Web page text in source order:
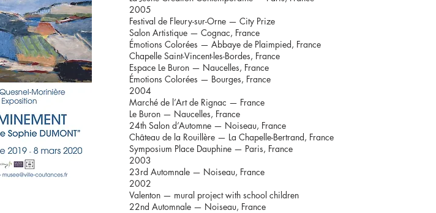
2005
Festival de Fleury-sur-Orne — City Prize
Salon Artistique — Cognac, France
Émotions Colorées — Abbaye de Plaimpied, France
Chapelle Saint-Vincent-les-Bordes, France
Espace Le Buron — Naucelles, France
Émotions Colorées — Bourges, France
2004
Marché de l’Art de Rignac — France
Le Buron — Naucelles, France
24th Salon d’Automne — Noiseau, France
Château de la Rouillère — La Chapelle-Bertrand, France
Symposium Place Dauphine — Paris, France
2003
23rd Automnale — Noiseau, France
2002
Valenton — mural project with school children
22nd Automnale — Noiseau, France